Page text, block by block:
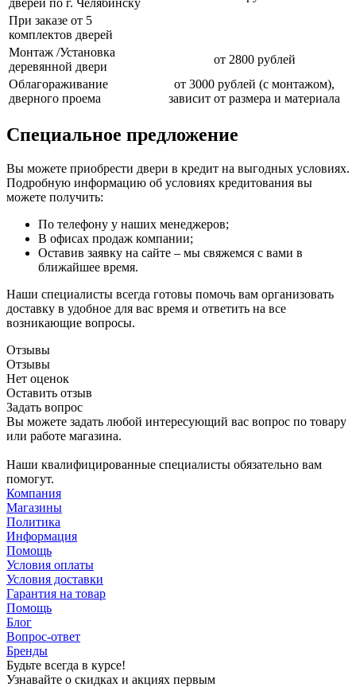
дверей по г. Челябинску
При заказе от 5
комплектов дверей
Монтаж /Установка
деревянной двери
от 2800 рублей
Облагораживание
дверного проема
от 3000 рублей (с монтажом),
зависит от размера и материала
Специальное предложение
Вы можете приобрести двери в кредит на выгодных условиях.
Подробную информацию об условиях кредитования вы
можете получить:
По телефону у наших менеджеров;
В офисах продаж компании;
Оставив заявку на сайте – мы свяжемся с вами в
ближайшее время.
Наши специалисты всегда готовы помочь вам организовать
доставку в удобное для вас время и ответить на все
возникающие вопросы.
Отзывы
Отзывы
Нет оценок
Оставить отзыв
Задать вопрос
Вы можете задать любой интересующий вас вопрос по товару
или работе магазина.
Наши квалифицированные специалисты обязательно вам
помогут.
Компания
Магазины
Политика
Информация
Помощь
Условия оплаты
Условия доставки
Гарантия на товар
Помощь
Блог
Вопрос-ответ
Бренды
Будьте всегда в курсе!
Узнавайте о скидках и акциях первым